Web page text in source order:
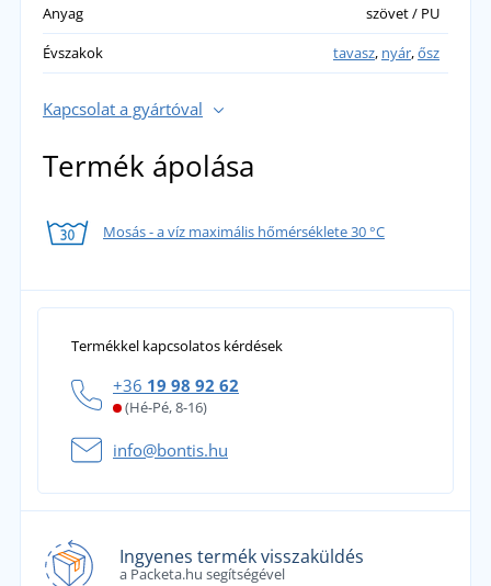
Anyag
szövet / PU
Évszakok
tavasz, nyár,ősz
Kapcsolat a gyártóval
Termék ápolása
Mosás - a víz maximális hőmérséklete 30 °C
Termékkel kapcsolatos kérdések
+36 19 98 92 62
(Hé-Pé, 8-16)
info@bontis.hu
Ingyenes termék visszaküldés
a Packeta.hu segítségével